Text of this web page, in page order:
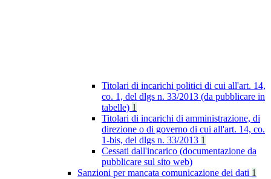
Titolari di incarichi politici di cui all'art. 14,
co. 1, del dlgs n. 33/2013 (da pubblicare in
tabelle) 1
Titolari di incarichi di amministrazione, di
direzione o di governo di cui all'art. 14, co.
1-bis, del dlgs n. 33/2013 1
Cessati dall'incarico (documentazione da
pubblicare sul sito web)
Sanzioni per mancata comunicazione dei dati 1